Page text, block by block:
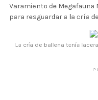
Varamiento de Megafauna
para resguardar a la cría
La cría de ballena tenía